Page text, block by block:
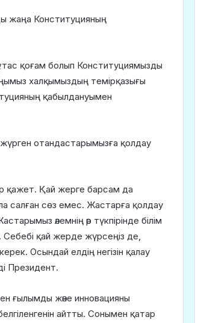
жаңа Конституцияның
қоғам болып Конституциямызды
халқымыздың темірқазығы
қабылдануымен
отандастарымызға қолдау
қажет. Қай жерге барсам да
салған сөз емес. Жастарға қолдау
әлемнің әр түкпірінде білім
қай жерде жүрсеңіз де,
Осындай елдің негізін қалау
Президент.
ғылымды және инновацияны
айтты. Сонымен қатар